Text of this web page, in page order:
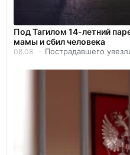
Под Тагилом 14-летний
мамы и сбил человека
08.08 Пострадавшего